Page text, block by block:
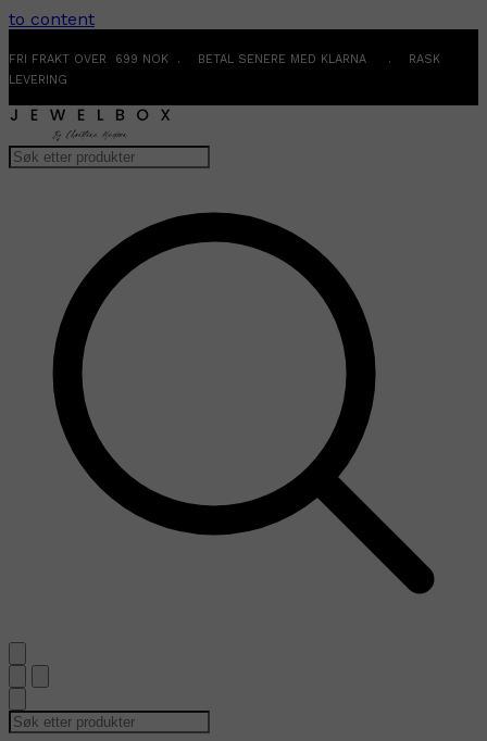
to content
FRI FRAKT OVER 699 NOK . BETAL SENERE MED KLARNA . RASK
LEVERING